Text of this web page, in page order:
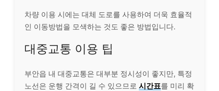
차량 이용 시에는 대체 도로를 사용하여 더욱 효율적
인 이동방법을 모색하는 것도 좋은 방법입니다.
대중교통 이용 팁
부안읍 내 대중교통은 대부분 정시성이 좋지만, 특정
노선은 운행 간격이 길 수 있으므로 시간표를 미리 확